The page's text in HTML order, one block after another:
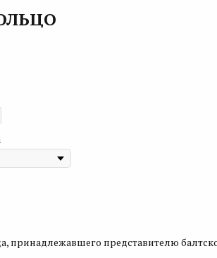
принадлежавшего представителю